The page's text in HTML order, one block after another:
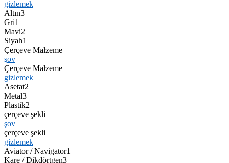
gizlemek
Altın3
Gri1
Mavi2
Siyah1
Çerçeve Malzeme
şov
Çerçeve Malzeme
gizlemek
Asetat2
Metal3
Plastik2
çerçeve şekli
şov
çerçeve şekli
gizlemek
Aviator / Navigator1
Kare / Dikdörtgen3